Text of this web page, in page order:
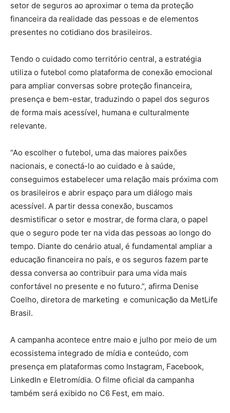
setor de seguros ao aproximar o tema da proteção
financeira da realidade das pessoas e de elementos
presentes no cotidiano dos brasileiros.
Tendo o cuidado como território central, a estratégia
utiliza o futebol como plataforma de conexão emocional
para ampliar conversas sobre proteção financeira,
presença e bem-estar, traduzindo o papel dos seguros
de forma mais acessível, humana e culturalmente
relevante.
“Ao escolher o futebol, uma das maiores paixões
nacionais, e conectá-lo ao cuidado e à saúde,
conseguimos estabelecer uma relação mais próxima com
os brasileiros e abrir espaço para um diálogo mais
acessível. A partir dessa conexão, buscamos
desmistificar o setor e mostrar, de forma clara, o papel
que o seguro pode ter na vida das pessoas ao longo do
tempo. Diante do cenário atual, é fundamental ampliar a
educação financeira no país, e os seguros fazem parte
dessa conversa ao contribuir para uma vida mais
confortável no presente e no futuro.”, afirma Denise
Coelho, diretora de marketing e comunicação da MetLife
Brasil.
A campanha acontece entre maio e julho por meio de um
ecossistema integrado de mídia e conteúdo, com
presença em plataformas como Instagram, Facebook,
LinkedIn e Eletromídia. O filme oficial da campanha
também será exibido no C6 Fest, em maio.